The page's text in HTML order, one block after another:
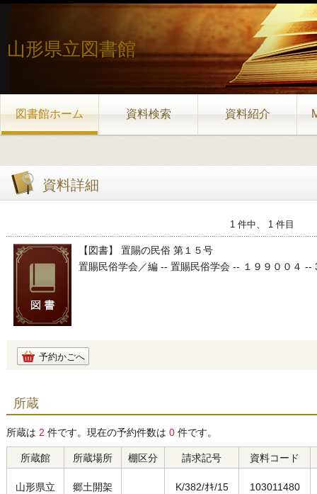
山形県立図書館
図書館ホーム 資料検索 資料紹介
資料詳細
1 件中、 1 件目
【図書】 置賜の民俗 第１５号
置賜民俗学会／編 -- 置賜民俗学会 -- １９９００４ --
予約かごへ
所蔵
所蔵は 2 件です。現在の予約件数は 0 件です。
所蔵館 所蔵場所 棚区分 請求記号 資料コード
山形県立 郷土開架 K/382/ｵｷ/15 103011480